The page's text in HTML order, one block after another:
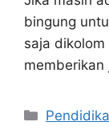
bingung
saja
memberikan
Kategori